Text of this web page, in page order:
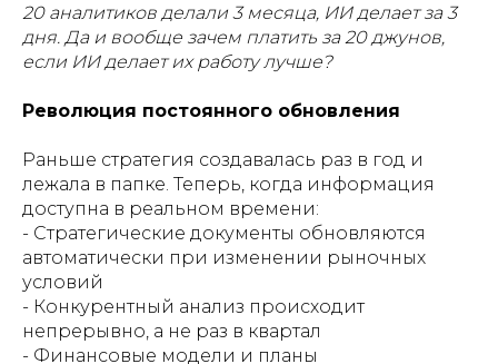
20 аналитиков делали 3 месяца, ИИ делает за 3
дня. Да и вообще зачем платить за 20 джунов,
если ИИ делает их работу лучше?
Революция постоянного обновления
Раньше стратегия создавалась раз в год и
лежала в папке. Теперь, когда информация
доступна в реальном времени:
- Стратегические документы обновляются
автоматически при изменении рыночных
условий
- Конкурентный анализ происходит
непрерывно, а не раз в квартал
- Финансовые модели и планы